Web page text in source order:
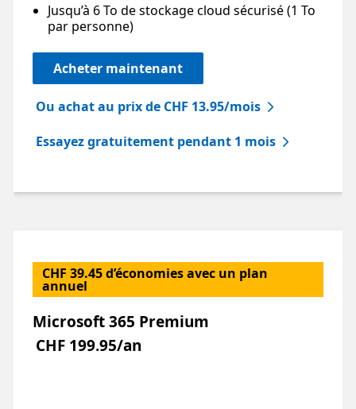
Jusqu’à 6 To de stockage cloud sécurisé (1 To
par personne)
Acheter maintenant
Ou achat au prix de CHF 13.95/mois
Essayez gratuitement pendant 1 mois
CHF 39.45 d’économies avec un plan
annuel
Microsoft 365 Premium
CHF 199.95/an